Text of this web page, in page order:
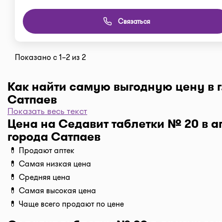
Связаться
Показано с 1–2 из 2
Как найти самую выгодную цену в
Сатпаев
Чтобы отфильтровать аптеки по цене, нажмите
"По цене, от 1..." и кнопку "Выбрать". Самая низкая
аптеке перед вами. Экономьте с помощью сервиса I-
Доставка
Нужна быстрая доставка лекарств в г. Сатпаев?
нужные препараты по кнопке "Купить", оформляйте
корзине "Выбрать аптеку" и наши курьеры
домой или на работу по оптимальной цене.
Показать весь текст
Цена на Седавит таблетки № 20 в
города Сатпаев
💊 Продают аптек
💊 Самая низкая цена
💊 Средняя цена
💊 Самая высокая цена
💊 Чаще всего продают по цене